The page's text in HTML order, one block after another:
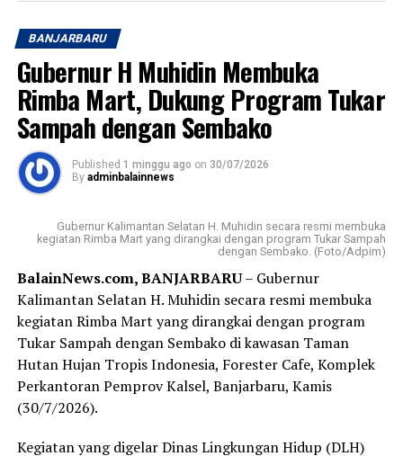
ketentuan yakni minimal 60 persen untuk kegiatan yang
berkaitan dengan masyarakat seperti pendidikan politik
dan pangkaderan, selebihnya untuk operasional partai.
“Agar kemanfaatannya bisa benar-benar dirasakan
masyarakat Banua di Kalimantan Selatan, itu pesan
beliau (Gubernur H Muhidin,red), ” ujar Adi kepada
wartawan, usai kegiatan.
Pada kesempatan itu, Adi juga menyampaikan apresiasi
partai politik yang mendapatkan kursi di DPRD Kalsel
atas komitmen bersama yang terjakin. Gubernur juga
mengajak kalangan parpol untuk menjadikan
penyaluran bantuan ini sebagai langkah nyata untuk
memperkuat pendidikan politik bagi masyarakat.
Sementara itu, Kapala Sub Bidang Fasilitasi,
Kelembaban, Pemerintahan, Perwakilan, Partai Politik,
Badan Kesbangpol Provinsi Kalsel, Harry Widiyatmoko
parpol tahun ini mengalami kenaikan dari Rp7.500
BANJARBARU
Gubernur H Muhidin Membuka
Rimba Mart, Dukung Program Tukar
Sampah dengan Sembako
Published 1 minggu ago on 30/07/2026
By adminbalainnews
Gubernur Kalimantan Selatan H. Muhidin secara resmi membuka
kegiatan Rimba Mart yang dirangkai dengan program Tukar Sampah
dengan Sembako. (Foto/Adpim)
BalainNews.com, BANJARBARU– Gubernur
Kalimantan Selatan H. Muhidin secara resmi membuka
kegiatan Rimba Mart yang dirangkai dengan program
Tukar Sampah dengan Sembako di kawasan Taman
Hutan Hujan Tropis Indonesia, Forester Cafe, Komplek
Perkantoran Pemprov Kalsel, Banjarbaru, Kamis
(30/7/2026).
Kegiatan yang digelar Dinas Lingkungan Hidup (DLH)